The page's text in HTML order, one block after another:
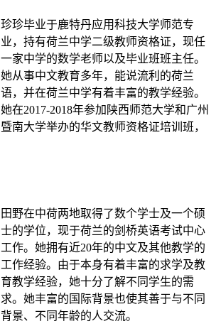
珍珍毕业于鹿特丹应用科技大学师范专
业，持有荷兰中学二级教师资格证，现任
一家中学的数学老师以及毕业班班主任。
她从事中文教育多年，能说流利的荷兰
语，并在荷兰中学有着丰富的教学经验。
她在2017-2018年参加陕西师范大学和广州
暨南大学举办的华文教师资格证培训班，
田野在中荷两地取得了数个学士及一个硕
士的学位，现于荷兰的剑桥英语考试中心
工作。她拥有近20年的中文及其他教学的
工作经验。由于本身有着丰富的求学及教
育教学经验，她十分了解不同学生的需
求。她丰富的国际背景也使其善于与不同
背景、不同年龄的人交流。